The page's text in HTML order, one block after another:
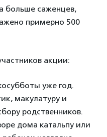
больше саженцев,
примерно 500
акции:
уже год.
макулатуру и
родственников.
дома катальпу или